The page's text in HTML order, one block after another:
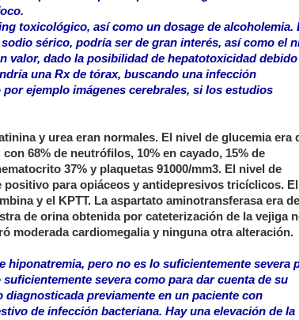
toxicológico, así como un dosage de alcoholemia.
sérico, podría ser de gran interés, así como el
valor, dado la posibilidad de hepatotoxicidad debido
una Rx de tórax, buscando una infección
ejemplo imágenes cerebrales, si los estudios
y urea eran normales. El nivel de glucemia era
68% de neutrófilos, 10% en cayado, 15% de
37% y plaquetas 91000/mm3. El nivel de
para opiáceos y antidepresivos tricíclicos. El
y el KPTT. La aspartato aminotransferasa era
de orina obtenida por cateterización de la vejiga
moderada cardiomegalia y ninguna otra alteración.
pero no es lo suficientemente severa
severa como para dar cuenta de su
previamente en un paciente con
de infección bacteriana. Hay una elevación de la